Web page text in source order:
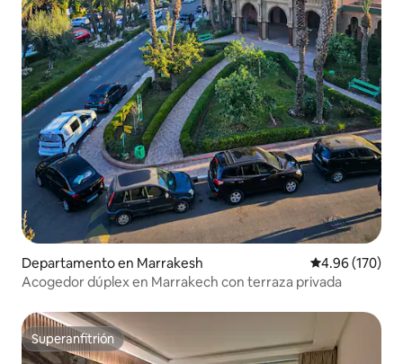
Departamento en Marrakesh Calificación
4.96 (170)
Acogedor dúplex en Marrakech con terraza privada
Superanfitrión
Superanfitrión